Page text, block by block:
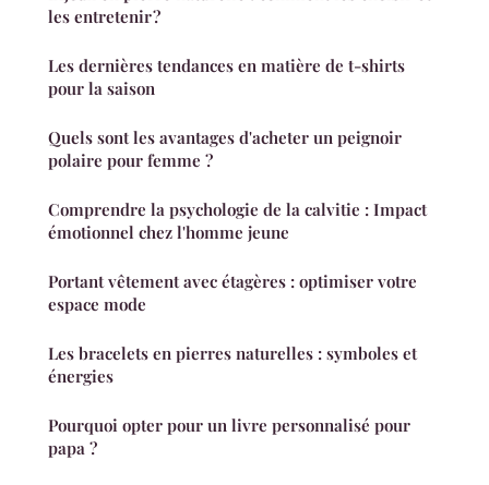
les entretenir ?
Les dernières tendances en matière de t-shirts
pour la saison
Quels sont les avantages d'acheter un peignoir
polaire pour femme ?
Comprendre la psychologie de la calvitie : Impact
émotionnel chez l'homme jeune
Portant vêtement avec étagères : optimiser votre
espace mode
Les bracelets en pierres naturelles : symboles et
énergies
Pourquoi opter pour un livre personnalisé pour
papa ?